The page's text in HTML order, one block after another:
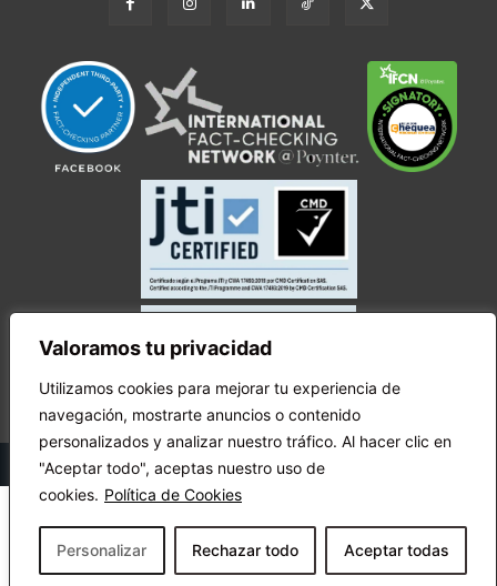
Valoramos tu privacidad
Utilizamos cookies para mejorar tu experiencia de
navegación, mostrarte anuncios o contenido
personalizados y analizar nuestro tráfico. Al hacer clic en
"Aceptar todo", aceptas nuestro uso de
cookies. Política de Cookies
Personalizar Rechazar todo Aceptar todas
© Copyright Ecuador Chequea 2025.